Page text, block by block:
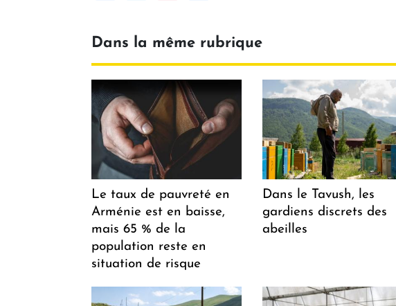
Dans la même rubrique
Le taux de pauvreté en
Arménie est en baisse,
mais 65 % de la
population reste en
situation de risque
Dans le Tavush, les
gardiens discrets des
abeilles